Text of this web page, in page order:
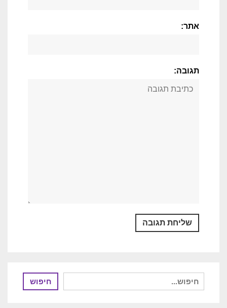
אתר:
תגובה:
חיפוש
עבור:
חיפוש